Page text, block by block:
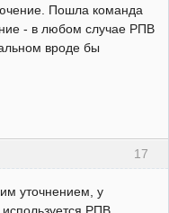
Пошла команда
- в любом случае РПВ
вроде бы
17
уточнением, у
РПВ,